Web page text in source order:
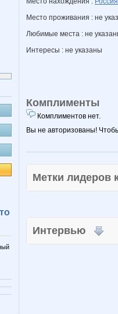
Место проживания : не
Любимые места : не
Интересы : не указаны
Комплименты
Комплиментов нет.
Вы не авторизованы!
Метки
Интервью